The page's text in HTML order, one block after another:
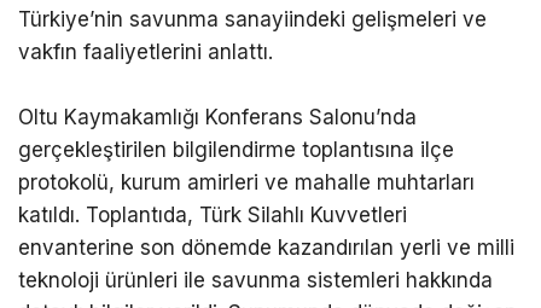
Türkiye’nin savunma sanayiindeki gelişmeleri ve
vakfın faaliyetlerini anlattı.
Oltu Kaymakamlığı Konferans Salonu’nda
gerçekleştirilen bilgilendirme toplantısına ilçe
protokolü, kurum amirleri ve mahalle muhtarları
katıldı. Toplantıda, Türk Silahlı Kuvvetleri
envanterine son dönemde kazandırılan yerli ve milli
teknoloji ürünleri ile savunma sistemleri hakkında